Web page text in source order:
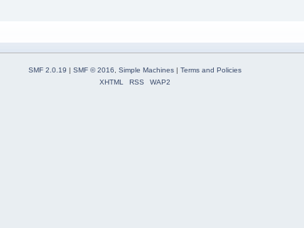
SMF 2.0.19 | SMF © 2016, Simple Machines| Terms and Policies
XHTML
RSS WAP2